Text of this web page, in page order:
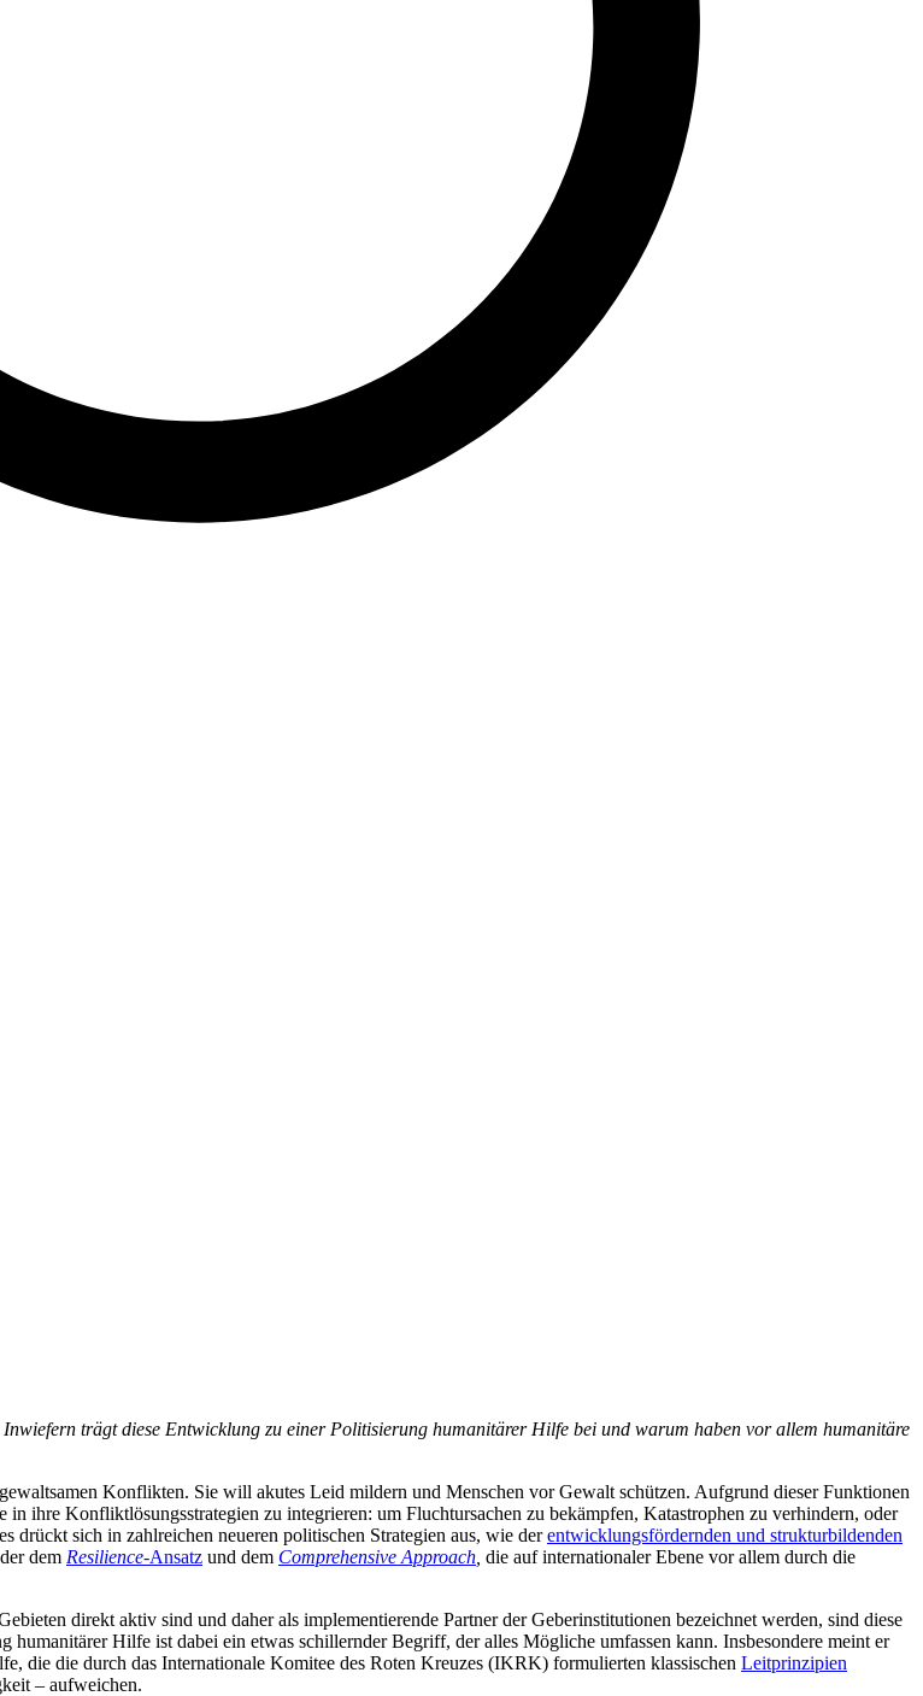
trägt diese Entwicklung zu einer Politisierung humanitärer Hilfe bei und warum haben vor allem humanitäre
Konflikten. Sie will akutes Leid mildern und Menschen vor Gewalt schützen. Aufgrund dieser Funktionen
ihre Konfliktlösungsstrategien zu integrieren: um Fluchtursachen zu bekämpfen, Katastrophen zu verhindern, oder
drückt sich in zahlreichen neueren politischen Strategien aus, wie derentwicklungsfördernden und strukturbildenden
dem Resilience-Ansatz und dem Comprehensive Approach die auf internationaler Ebene vor allem durch die
direkt aktiv sind und daher als implementierende Partner der Geberinstitutionen bezeichnet werden, sind diese
Hilfe ist dabei ein etwas schillernder Begriff, der alles Mögliche umfassen kann. Insbesondere meint er
die die durch das Internationale Komitee des Roten Kreuzes (IKRK) formulierten klassischen Leitprinzipien
– aufweichen.